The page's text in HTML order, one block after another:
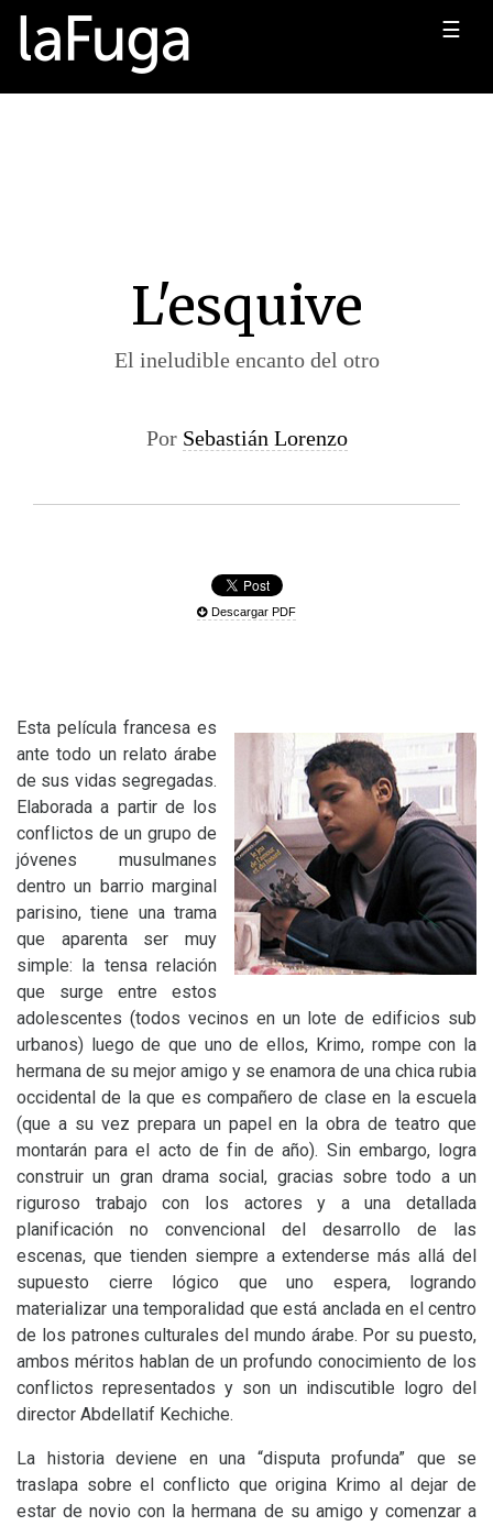
☰
L'esquive
El ineludible encanto del otro
Por Sebastián Lorenzo
Descargar PDF
Esta película francesa es
ante todo un relato árabe
de sus vidas segregadas.
Elaborada a partir de los
conflictos de un grupo de
jóvenes musulmanes
dentro un barrio marginal
parisino, tiene una trama
que aparenta ser muy
simple: la tensa relación
que surge entre estos
adolescentes (todos vecinos en un lote de edificios sub
urbanos) luego de que uno de ellos, Krimo, rompe con la
hermana de su mejor amigo y se enamora de una chica rubia
occidental de la que es compañero de clase en la escuela
(que a su vez prepara un papel en la obra de teatro que
montarán para el acto de fin de año). Sin embargo, logra
construir un gran drama social, gracias sobre todo a un
riguroso trabajo con los actores y a una detallada
planificación no convencional del desarrollo de las
escenas, que tienden siempre a extenderse más allá del
supuesto cierre lógico que uno espera, logrando
materializar una temporalidad que está anclada en el centro
de los patrones culturales del mundo árabe. Por su puesto,
ambos méritos hablan de un profundo conocimiento de los
conflictos representados y son un indiscutible logro del
director Abdellatif Kechiche.
La historia deviene en una “disputa profunda” que se
traslapa sobre el conflicto que origina Krimo al dejar de
estar de novio con la hermana de su amigo y comenzar a